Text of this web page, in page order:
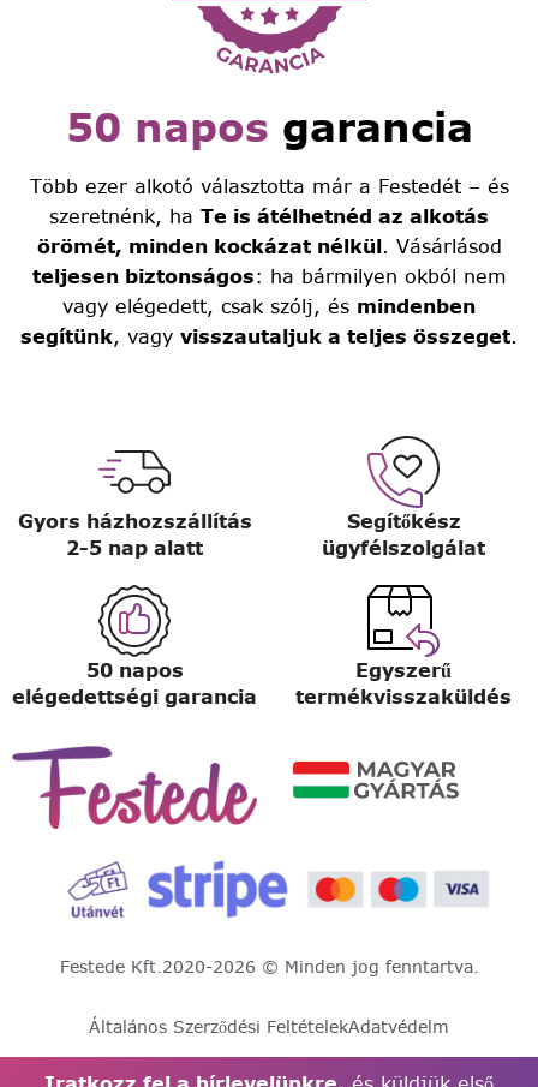
50 napos garancia
Több ezer alkotó választotta már a Festedét – és
szeretnénk, ha Te is átélhetnéd az alkotás
örömét, minden kockázat nélkül. Vásárlásod
teljesen biztonságos: ha bármilyen okból nem
vagy elégedett, csak szólj, és mindenben
segítünk, vagy visszautaljuk a teljes összeget.
Gyors házhozszállítás
2-5 nap alatt
Segítőkész
ügyfélszolgálat
50 napos
elégedettségi garancia
Egyszerű
termékvisszaküldés
Festede Kft.2020-2026 © Minden jog fenntartva.
Általános Szerződési FeltételekAdatvédelm